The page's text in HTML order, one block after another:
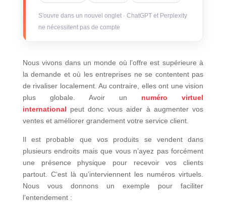
S'ouvre dans un nouvel onglet · ChatGPT et Perplexity
ne nécessitent pas de compte
Nous vivons dans un monde où l’offre est supérieure à
la demande et où les entreprises ne se contentent pas
de rivaliser localement. Au contraire, elles ont une vision
plus globale. Avoir un numéro virtuel
international peut donc vous aider à augmenter vos
ventes et améliorer grandement votre service client.
Il est probable que vos produits se vendent dans
plusieurs endroits mais que vous n’ayez pas forcément
une présence physique pour recevoir vos clients
partout. C‘est là qu’interviennent les numéros virtuels.
Nous vous donnons un exemple pour faciliter
l’entendement :